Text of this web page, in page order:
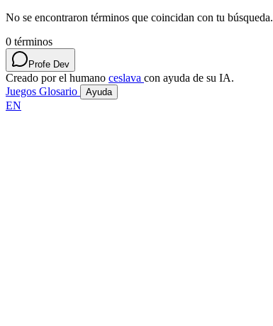
No se encontraron términos que coincidan con tu búsqueda.
0 términos
Profe Dev
Creado por el humano ceslava con ayuda de su IA.
Juegos Glosario Ayuda
EN